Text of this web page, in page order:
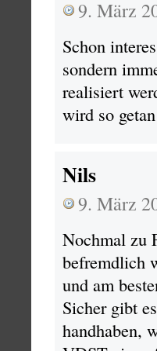
9. März
Schon
sondern
realisiert
wird so
Nils
9. März
Nochmal zu
befremdlich
und am
Sicher gibt
handhaben,